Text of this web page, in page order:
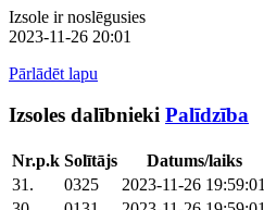
Izsole ir noslēgusies
2023-11-26 20:01
Pārlādēt lapu
Izsoles dalībnieki Palīdzība
Nr.p.k Solītājs Datums/laiks
31.
0325 2023-11-26 19:59:01